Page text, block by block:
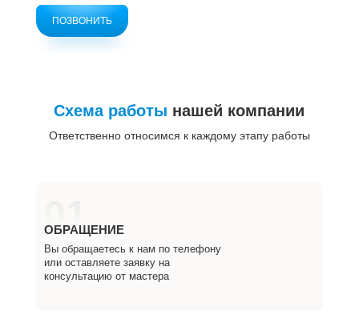
ПОЗВОНИТЬ
Схема работы нашей компании
Ответственно относимся к каждому этапу работы
01
ОБРАЩЕНИЕ
Вы обращаетесь к нам по телефону
или оставляете заявку на
консультацию от мастера